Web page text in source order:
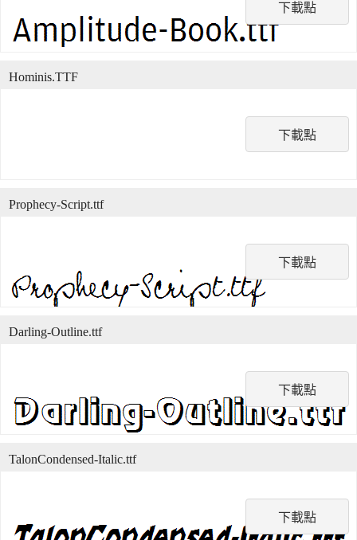
下載點
下載點
Hominis.TTF
下載點
Prophecy-Script.ttf
下載點
Darling-Outline.ttf
下載點
TalonCondensed-Italic.ttf